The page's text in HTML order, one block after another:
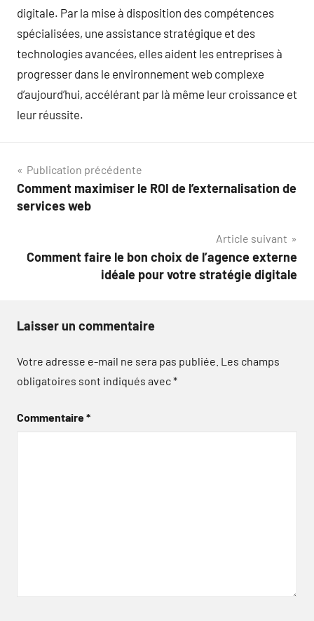
digitale. Par la mise à disposition des compétences
spécialisées, une assistance stratégique et des
technologies avancées, elles aident les entreprises à
progresser dans le environnement web complexe
d’aujourd’hui, accélérant par là même leur croissance et
leur réussite.
Navigation
de
Publication précédente
Comment maximiser le ROI de l’externalisation de
services web
Article suivant
Comment faire le bon choix de l’agence externe
idéale pour votre stratégie digitale
Laisser un commentaire
Votre adresse e-mail ne sera pas publiée. Les champs
obligatoires sont indiqués avec*
Commentaire*